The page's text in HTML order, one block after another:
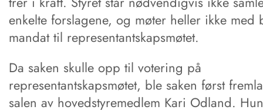
enkelte forslagene, og møter heller ikke med
mandat til representantskapsmøtet.
Da saken skulle opp til votering på
representantskapsmøtet, ble saken først
salen av hovedstyremedlem Kari Odland. Hun